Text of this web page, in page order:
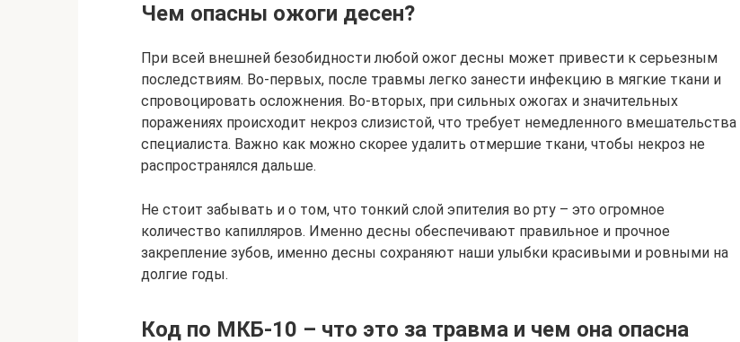
Чем опасны ожоги десен?
При всей внешней безобидности любой ожог десны может привести к серьезным
последствиям. Во-первых, после травмы легко занести инфекцию в мягкие ткани и
спровоцировать осложнения. Во-вторых, при сильных ожогах и значительных
поражениях происходит некроз слизистой, что требует немедленного вмешательства
специалиста. Важно как можно скорее удалить отмершие ткани, чтобы некроз не
распространялся дальше.
Не стоит забывать и о том, что тонкий слой эпителия во рту – это огромное
количество капилляров. Именно десны обеспечивают правильное и прочное
закрепление зубов, именно десны сохраняют наши улыбки красивыми и ровными на
долгие годы.
Код по МКБ-10 – что это за травма и чем она опасна